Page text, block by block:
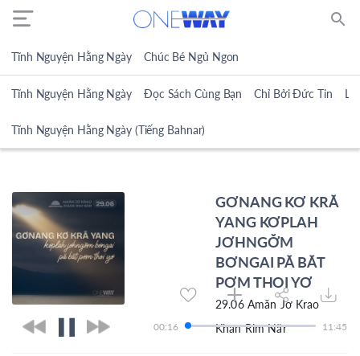
search
Tĩnh Nguyện Hằng Ngày Chúc Bé Ngủ Ngon
Tĩnh Nguyện Hằng Ngày Đọc Sách Cùng Bạn Chỉ Bởi Đức Tin
Tĩnh Nguyện Hằng Ngày (Tiếng Bahnar)
GƠNANG KƠ KRĂ
YANG KƠPLAH
JƠHNGƠ̆M
BƠNGAI PĂ BĂT
PƠM THOI YƠ
29.06 Amăn Jơ Krao
Khan Rim Năr
00:17 11:45